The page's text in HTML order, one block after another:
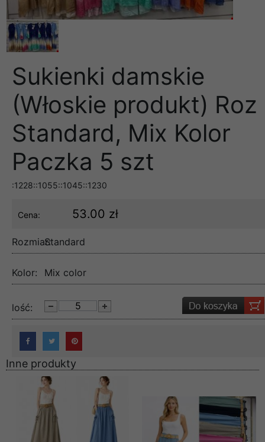
Sukienki damskie
(Włoskie produkt) Roz
Standard, Mix Kolor
Paczka 5 szt
:1228::1055::1045::1230
Cena: 53.00 zł
Rozmiar:Standard
Kolor: Mix color
lość:
Inne produkty